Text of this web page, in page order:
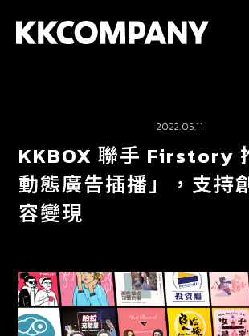
2022.05.11
KKBOX 聯手 Firstory
動態廣告插播」，支持
容變現